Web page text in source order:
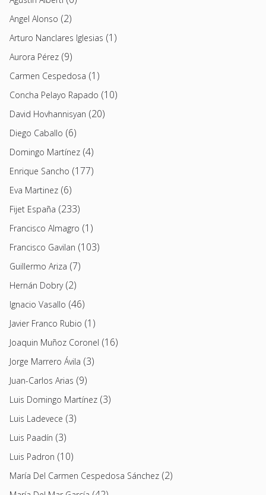
Angel Alonso (2)
Arturo Nanclares Iglesias (1)
Aurora Pérez (9)
Carmen Cespedosa (1)
Concha Pelayo Rapado (10)
David Hovhannisyan (20)
Diego Caballo (6)
Domingo Martínez (4)
Enrique Sancho (177)
Eva Martinez (6)
Fijet España (233)
Francisco Almagro (1)
Francisco Gavilan (103)
Guillermo Ariza (7)
Hernán Dobry(2)
Ignacio Vasallo (46)
Javier Franco Rubio (1)
Joaquin Muñoz Coronel (16)
Jorge Marrero Ávila (3)
Juan-Carlos Arias (9)
Luis Domingo Martínez (3)
Luis Ladevece (3)
Luis Paadín (3)
Luis Padron (10)
María Del Carmen Cespedosa Sánchez (2)